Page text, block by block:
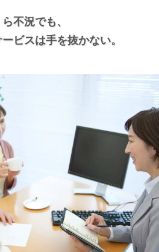
不況でも、
ビスは手を抜かない。